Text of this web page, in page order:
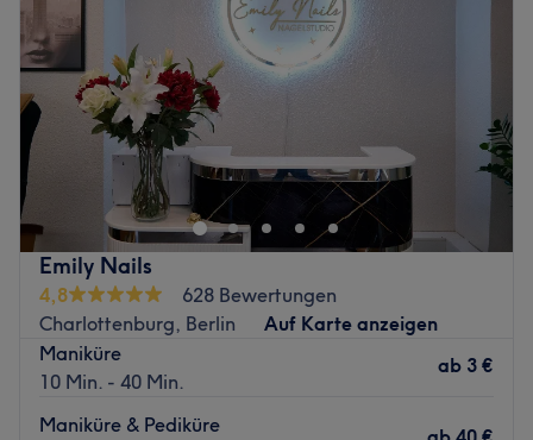
Emily Nails
4,8
628 Bewertungen
Charlottenburg, Berlin
Auf Karte anzeigen
Maniküre
10 Min. - 40 Min.
ab 3 €
Maniküre & Pediküre